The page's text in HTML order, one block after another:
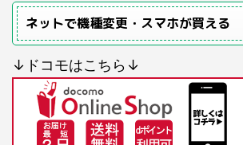
ネットで機種変更・スマホが買える
↓ドコモはこちら↓